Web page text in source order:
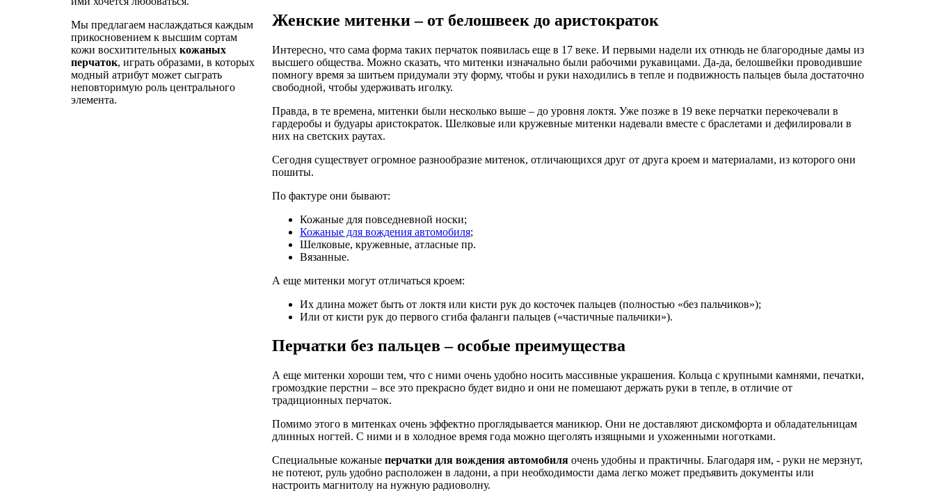
Мы предлагаем наслаждаться каждым
прикосновением к высшим сортам
кожи восхитительных кожаных
перчаток, играть образами, в которых
модный атрибут может сыграть
неповторимую роль центрального
элемента.
Женские митенки – от белошвеек до аристократок
Интересно, что сама форма таких перчаток появилась еще в 17 веке. И первыми надели их отнюдь не благородные дамы из
высшего общества. Можно сказать, что митенки изначально были рабочими рукавицами. Да-да, белошвейки проводившие
помногу время за шитьем придумали эту форму, чтобы и руки находились в тепле и подвижность пальцев была достаточно
свободной, чтобы удерживать иголку.
Правда, в те времена, митенки были несколько выше – до уровня локтя. Уже позже в 19 веке перчатки перекочевали в
гардеробы и будуары аристократок. Шелковые или кружевные митенки надевали вместе с браслетами и дефилировали в
них на светских раутах.
Сегодня существует огромное разнообразие митенок, отличающихся друг от друга кроем и материалами, из которого они
пошиты.
По фактуре они бывают:
Кожаные для повседневной носки;
Кожаные для вождения автомобиля;
Шелковые, кружевные, атласные пр.
Вязанные.
А еще митенки могут отличаться кроем:
Их длина может быть от локтя или кисти рук до косточек пальцев (полностью «без пальчиков»);
Или от кисти рук до первого сгиба фаланги пальцев («частичные пальчики»).
Перчатки без пальцев – особые преимущества
А еще митенки хороши тем, что с ними очень удобно носить массивные украшения. Кольца с крупными камнями, печатки,
громоздкие перстни – все это прекрасно будет видно и они не помешают держать руки в тепле, в отличие от
традиционных перчаток.
Помимо этого в митенках очень эффектно проглядывается маникюр. Они не доставляют дискомфорта и обладательницам
длинных ногтей. С ними и в холодное время года можно щеголять изящными и ухоженными ноготками.
Специальные кожаные перчатки для вождения автомобиляочень удобны и практичны. Благодаря им, - руки не мерзнут,
не потеют, руль удобно расположен в ладони, а при необходимости дама легко может предъявить документы или
настроить магнитолу на нужную радиоволну.